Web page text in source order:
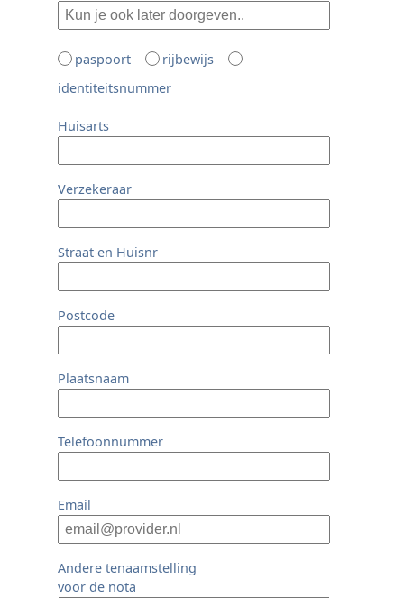
paspoort
rijbewijs
identiteitsnummer
Huisarts
Verzekeraar
Straat en Huisnr
Postcode
Plaatsnaam
Telefoonnummer
Email
Andere tenaamstelling
voor de nota